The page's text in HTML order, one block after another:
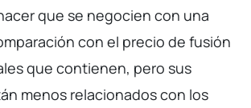
que se negocien con una
con el precio de fusión
que contienen, pero sus
menos relacionados con los